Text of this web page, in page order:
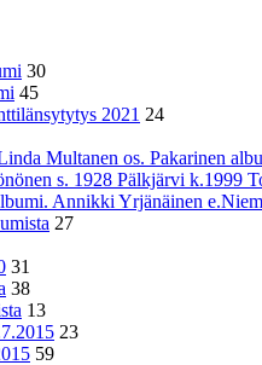
30
45
2021 24
Multanen os. Pakarinen
s. 1928 Pälkjärvi k.1999
Annikki Yrjänäinen
27
31
38
13
23
59